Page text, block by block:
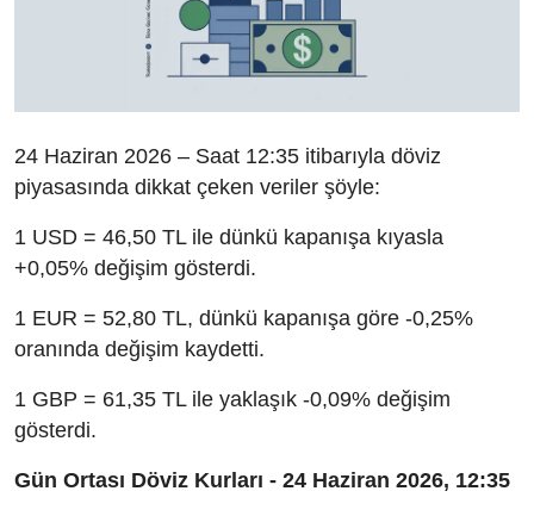
24 Haziran 2026 – Saat 12:35 itibarıyla döviz
piyasasında dikkat çeken veriler şöyle:
1 USD = 46,50 TL ile dünkü kapanışa kıyasla
+0,05% değişim gösterdi.
1 EUR = 52,80 TL, dünkü kapanışa göre -0,25%
oranında değişim kaydetti.
1 GBP = 61,35 TL ile yaklaşık -0,09% değişim
gösterdi.
Gün Ortası Döviz Kurları - 24 Haziran 2026, 12:35